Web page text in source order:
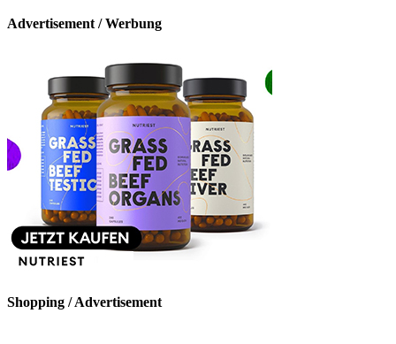
Advertisement / Werbung
Shopping / Advertisement